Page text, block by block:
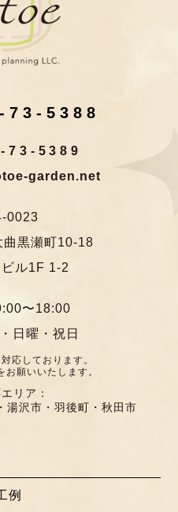
5388
73-5389
garden.net
0023
曲黒瀬町10-18
ル1F 1-2
〜18:00
日曜・祝日
応しております。
お願いいたします。
リア：
湯沢市・羽後町・秋田市
例